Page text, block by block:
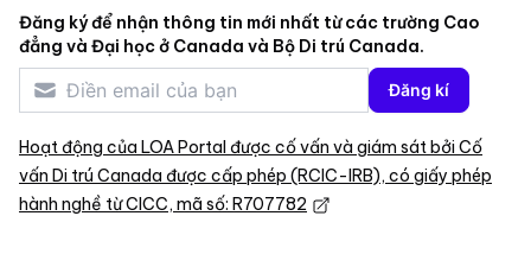
Đăng ký để nhận thông tin mới nhất từ các trường Cao
đẳng và Đại học ở Canada và Bộ Di trú Canada.
Đăng kí
Hoạt động của LOA Portal được cố vấn và giám sát bởi Cố
vấn Di trú Canada được cấp phép (RCIC-IRB), có giấy phép
hành nghề từ CICC, mã số: R707782